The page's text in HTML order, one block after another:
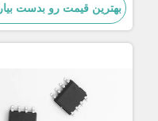
بهترین قیمت رو بدست بیار